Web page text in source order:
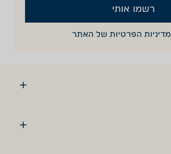
מדיניות הפרטיות של האתר
רשמו אותי